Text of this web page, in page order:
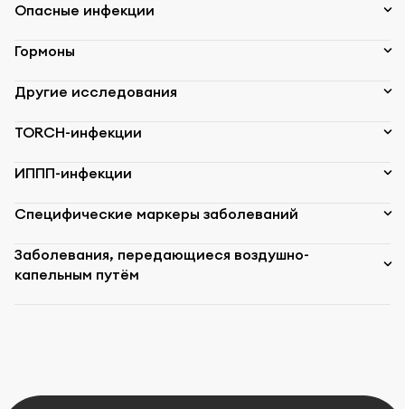
Опасные инфекции
Гормоны
Другие исследования
TORCH-инфекции
ИППП-инфекции
Специфические маркеры заболеваний
Заболевания, передающиеся воздушно-
капельным путём